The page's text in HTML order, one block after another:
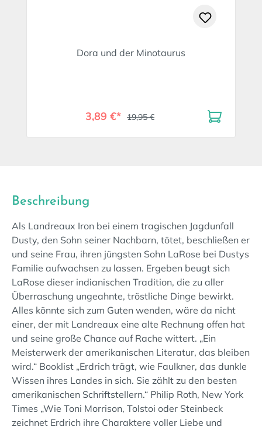
Dora und der Minotaurus
3,89 €* 19,95 €
Beschreibung
Als Landreaux Iron bei einem tragischen Jagdunfall
Dusty, den Sohn seiner Nachbarn, tötet, beschließen er
und seine Frau, ihren jüngsten Sohn LaRose bei Dustys
Familie aufwachsen zu lassen. Ergeben beugt sich
LaRose dieser indianischen Tradition, die zu aller
Überraschung ungeahnte, tröstliche Dinge bewirkt.
Alles könnte sich zum Guten wenden, wäre da nicht
einer, der mit Landreaux eine alte Rechnung offen hat
und seine große Chance auf Rache wittert. „Ein
Meisterwerk der amerikanischen Literatur, das bleiben
wird.“ Booklist „Erdrich trägt, wie Faulkner, das dunkle
Wissen ihres Landes in sich. Sie zählt zu den besten
amerikanischen Schriftstellern.“ Philip Roth, New York
Times „Wie Toni Morrison, Tolstoi oder Steinbeck
zeichnet Erdrich ihre Charaktere voller Liebe und